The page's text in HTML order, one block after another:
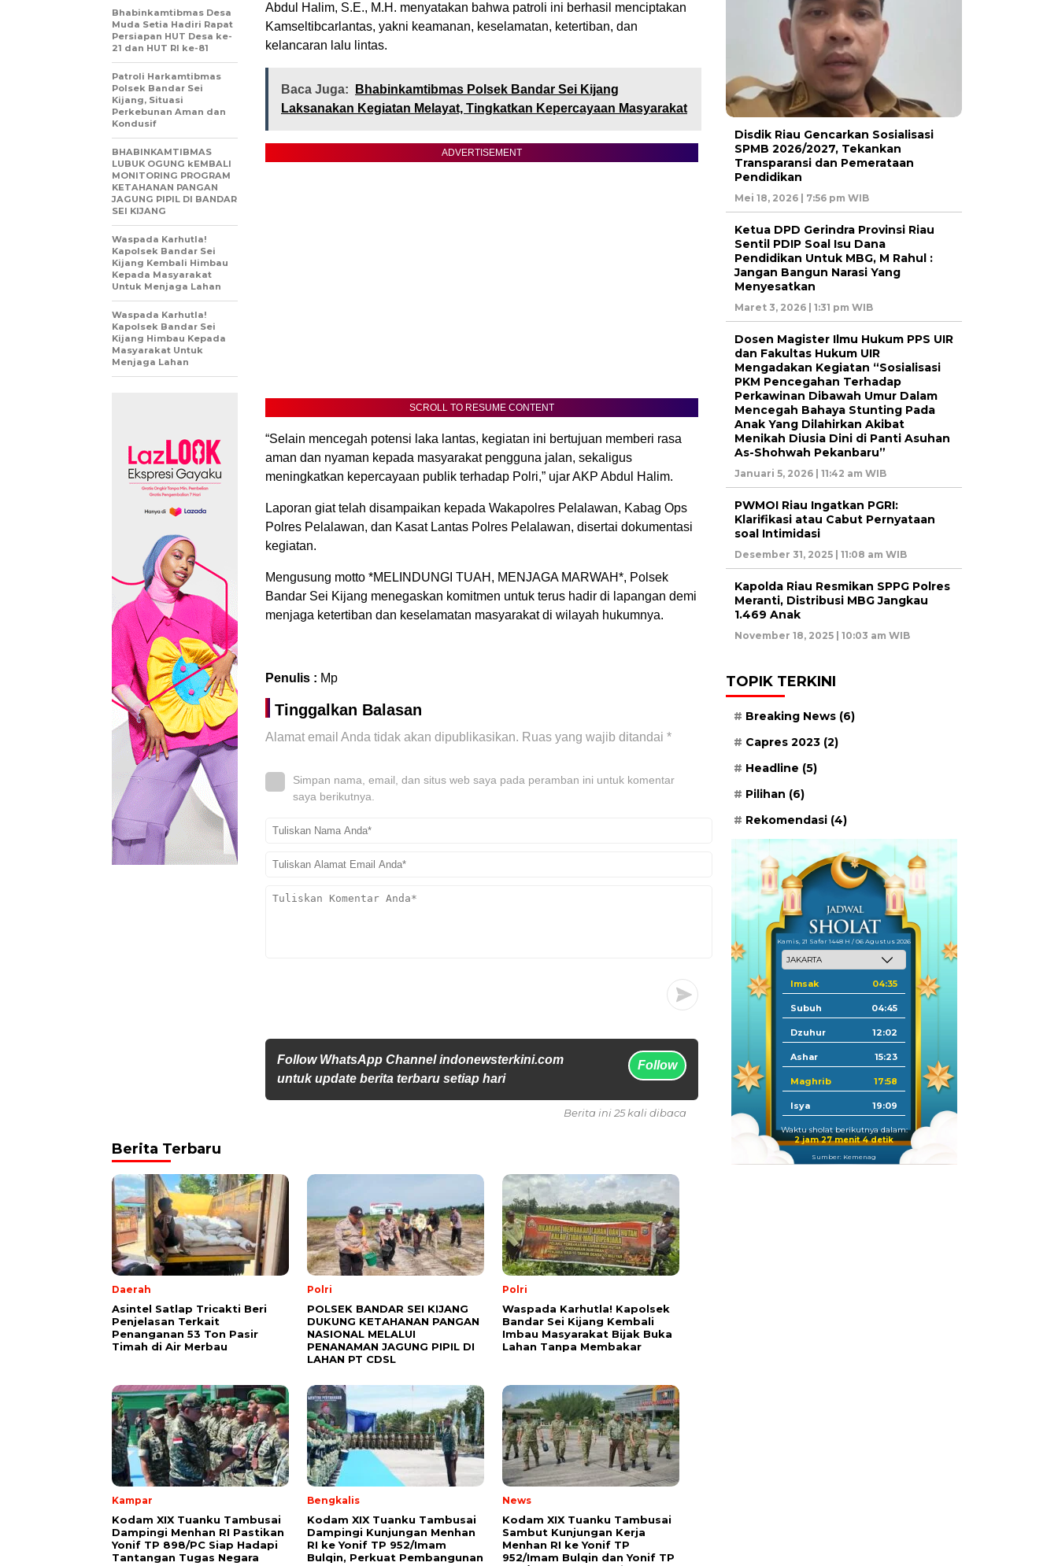
Abdul Halim, S.E., M.H. menyatakan bahwa patroli ini berhasil menciptakan
Kamseltibcarlantas, yakni keamanan, keselamatan, ketertiban, dan
kelancaran lalu lintas.
Baca Juga:
Bhabinkamtibmas Polsek Bandar Sei Kijang
Laksanakan Kegiatan Melayat, Tingkatkan Kepercayaan Masyarakat
ADVERTISEMENT
SCROLL TO RESUME CONTENT
“Selain mencegah potensi laka lantas, kegiatan ini bertujuan memberi rasa
aman dan nyaman kepada masyarakat pengguna jalan, sekaligus
meningkatkan kepercayaan publik terhadap Polri,” ujar AKP Abdul Halim.
Laporan giat telah disampaikan kepada Wakapolres Pelalawan, Kabag Ops
Polres Pelalawan, dan Kasat Lantas Polres Pelalawan, disertai dokumentasi
kegiatan.
Mengusung motto *MELINDUNGI TUAH, MENJAGA MARWAH*, Polsek
Bandar Sei Kijang menegaskan komitmen untuk terus hadir di lapangan demi
menjaga ketertiban dan keselamatan masyarakat di wilayah hukumnya.
Penulis : Mp
Tinggalkan Balasan
Alamat email Anda tidak akan dipublikasikan. Ruas yang wajib ditandai *
Simpan nama, email, dan situs web saya pada peramban ini untuk komentar
saya berikutnya.
Follow WhatsApp Channel indonewsterkini.com
untuk update berita terbaru setiap hari
Follow
Bhabinkamtibmas Desa
Muda Setia Hadiri Rapat
Persiapan HUT Desa ke-
21 dan HUT RI ke-81
Patroli Harkamtibmas
Polsek Bandar Sei
Kijang, Situasi
Perkebunan Aman dan
Kondusif
BHABINKAMTIBMAS
LUBUK OGUNG kEMBALI
MONITORING PROGRAM
KETAHANAN PANGAN
JAGUNG PIPIL DI BANDAR
SEI KIJANG
Waspada Karhutla!
Kapolsek Bandar Sei
Kijang Kembali Himbau
Kepada Masyarakat
Untuk Menjaga Lahan
Waspada Karhutla!
Kapolsek Bandar Sei
Kijang Himbau Kepada
Masyarakat Untuk
Menjaga Lahan
Berita ini 25 kali dibaca
Berita Terbaru
Daerah
Asintel Satlap Tricakti Beri
Penjelasan Terkait
Penanganan 53 Ton Pasir
Timah di Air Merbau
Polri
POLSEK BANDAR SEI KIJANG
DUKUNG KETAHANAN PANGAN
NASIONAL MELALUI
PENANAMAN JAGUNG PIPIL DI
LAHAN PT CDSL
Polri
Waspada Karhutla! Kapolsek
Bandar Sei Kijang Kembali
Imbau Masyarakat Bijak Buka
Lahan Tanpa Membakar
Kampar
Kodam XIX Tuanku Tambusai
Dampingi Menhan RI Pastikan
Yonif TP 898/PC Siap Hadapi
Tantangan Tugas Negara
Bengkalis
Kodam XIX Tuanku Tambusai
Dampingi Kunjungan Menhan
RI ke Yonif TP 952/Imam
Bulqin, Perkuat Pembangunan
News
Kodam XIX Tuanku Tambusai
Sambut Kunjungan Kerja
Menhan RI ke Yonif TP
952/Imam Bulqin dan Yonif TP
Disdik Riau Gencarkan Sosialisasi
SPMB 2026/2027, Tekankan
Transparansi dan Pemerataan
Pendidikan
Mei 18, 2026 | 7:56 pm WIB
Ketua DPD Gerindra Provinsi Riau
Sentil PDIP Soal Isu Dana
Pendidikan Untuk MBG, M Rahul :
Jangan Bangun Narasi Yang
Menyesatkan
Maret 3, 2026 | 1:31 pm WIB
Dosen Magister Ilmu Hukum PPS UIR
dan Fakultas Hukum UIR
Mengadakan Kegiatan “Sosialisasi
PKM Pencegahan Terhadap
Perkawinan Dibawah Umur Dalam
Mencegah Bahaya Stunting Pada
Anak Yang Dilahirkan Akibat
Menikah Diusia Dini di Panti Asuhan
As-Shohwah Pekanbaru”
Januari 5, 2026 | 11:42 am WIB
PWMOI Riau Ingatkan PGRI:
Klarifikasi atau Cabut Pernyataan
soal Intimidasi
Desember 31, 2025 | 11:08 am WIB
Kapolda Riau Resmikan SPPG Polres
Meranti, Distribusi MBG Jangkau
1.469 Anak
November 18, 2025 | 10:03 am WIB
TOPIK TERKINI
Breaking News (6)
Capres 2023 (2)
Headline (5)
Pilihan (6)
Rekomendasi (4)
Kamis, 21 Safar 1448 H / 06 Agustus 2026
Imsak 04:35
Subuh 04:45
Dzuhur 12:02
Ashar 15:23
Maghrib 17:58
Isya 19:09
Waktu sholat berikutnya dalam:
2 jam 27 menit 3 detik
Sumber: Kemenag